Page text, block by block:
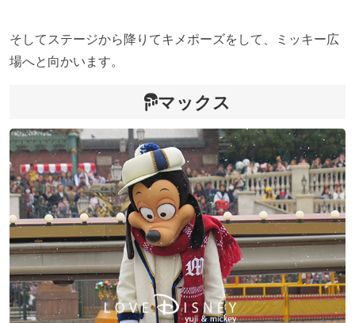
そしてステージから降りてキメポーズをして、ミッキー広
場へと向かいます。
マックス